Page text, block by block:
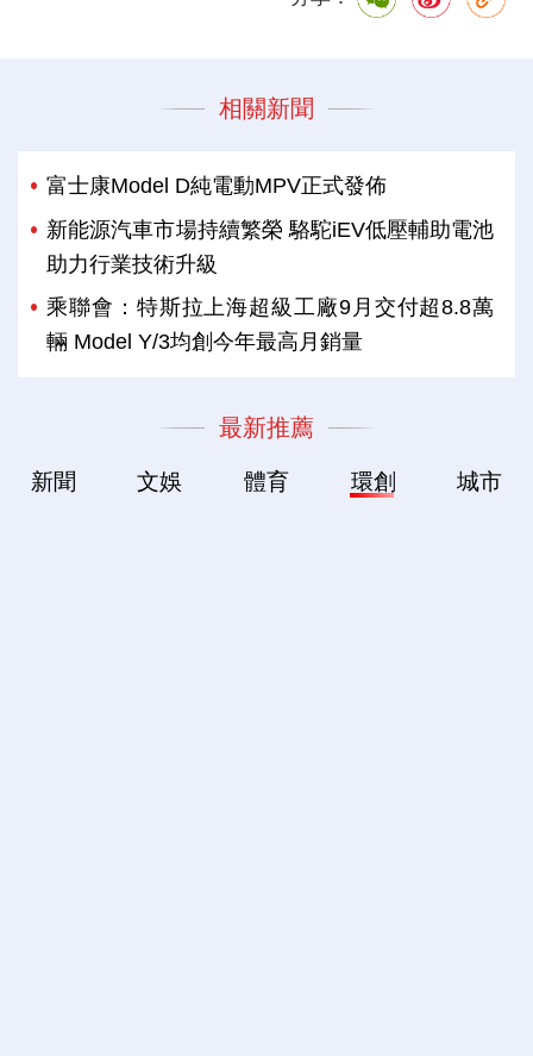
相關新聞
富士康Model D純電動MPV正式發佈
新能源汽車市場持續繁榮 駱駝iEV低壓輔助電池
助力行業技術升級
乘聯會：特斯拉上海超級工廠9月交付超8.8萬
輛 Model Y/3均創今年最高月銷量
最新推薦
新聞 文娛 體育 環創 城市